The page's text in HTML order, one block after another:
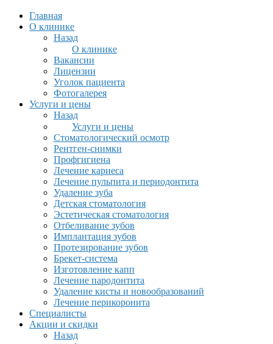
Главная
О клинике
Назад
О клинике
Вакансии
Лицензии
Уголок пациента
Фотогалерея
Услуги и цены
Назад
Услуги и цены
Стоматологический осмотр
Рентген-снимки
Профгигиена
Лечение кариеса
Лечение пульпита и периодонтита
Удаление зуба
Детская стоматология
Эстетическая стоматология
Отбеливание зубов
Имплантация зубов
Протезирование зубов
Брекет-система
Изготовление капп
Лечение пародонтита
Удаление кисты и новообразований
Лечение перикоронита
Специалисты
Акции и скидки
Назад